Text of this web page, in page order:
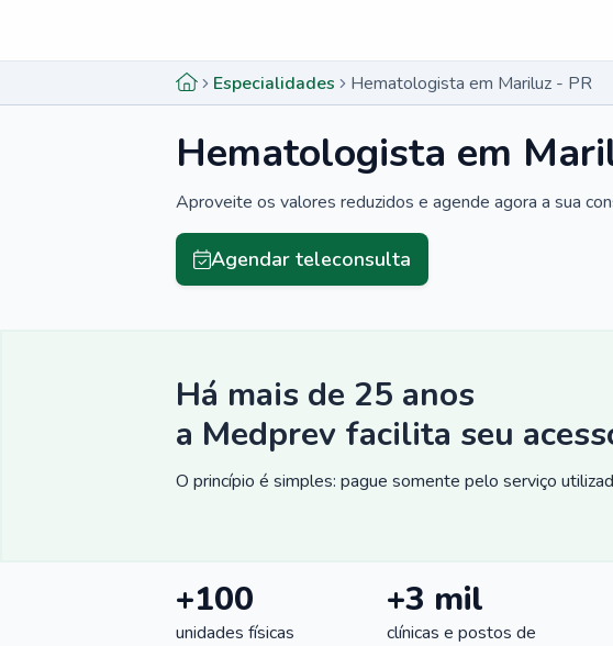
Especialidades Hematologista em Mariluz - PR
Hematologista em
Aproveite os valores reduzidos e agende agora a sua
Agendar teleconsulta
Há mais de 25 anos
a Medprev facilita seu
O princípio é simples: pague somente pelo serviço
+100
unidades físicas
+3 mil
clínicas e postos de